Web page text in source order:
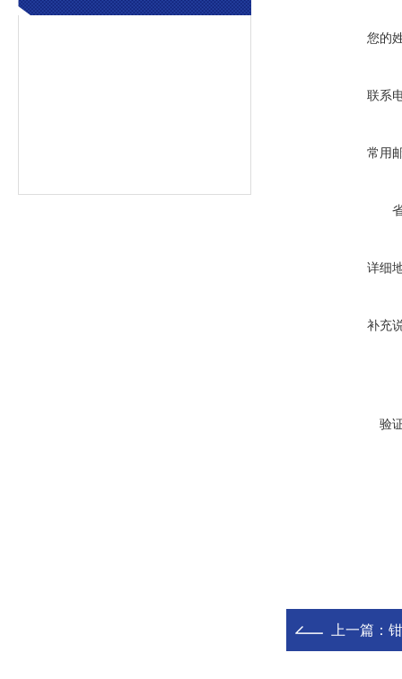
您的
联系
常用
详细
补充
验
上一篇：